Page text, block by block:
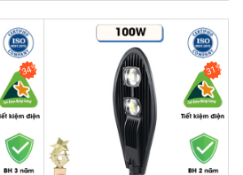
vượt trộiso với các loại đèn cao
metal halide truyền thống.
, giảm tần suất thay thế và chi phí bảo
, ánh sáng trắng tự nhiên, không
chói mắt.
hiện đại
, phù hợp với nhiều không
cư hay khu công nghiệp.
HÀNG ĐẦU ASEAN 2022
34% 31%